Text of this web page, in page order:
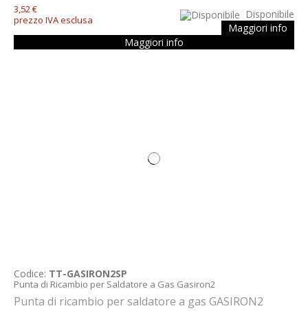
3,52 €
prezzo IVA esclusa
Disponibile
Maggiori info
Maggiori info
Codice: TT-GASIRON2SP
Punta di Ricambio per Saldatore a Gas Gasiron2
Punta di ricambio per saldatore a gas GASIRON2